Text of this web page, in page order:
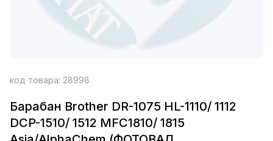
код товара: 28998
Барабан Brother DR-1075 HL-1110/ 1112
DCP-1510/ 1512 MFC1810/ 1815